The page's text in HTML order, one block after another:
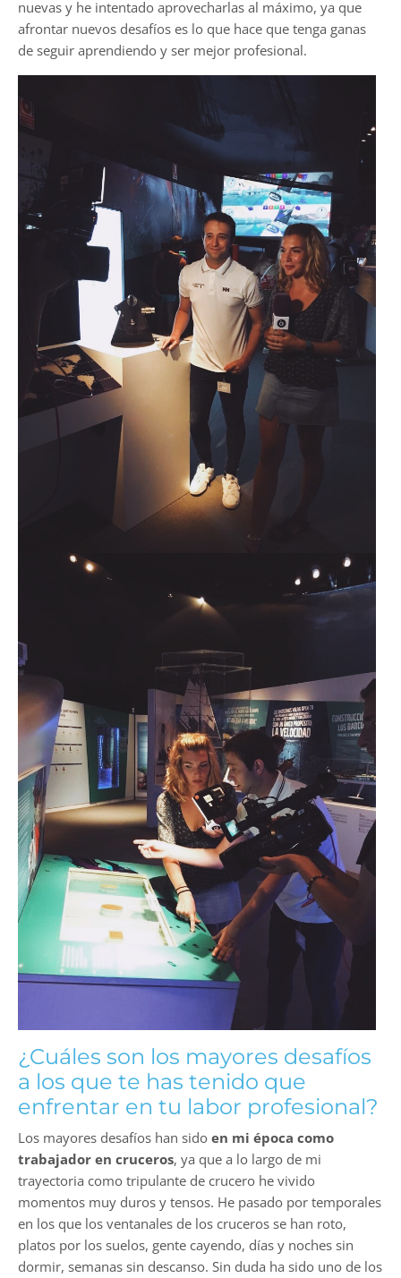
nuevas y he intentado aprovecharlas al máximo, ya que
afrontar nuevos desafíos es lo que hace que tenga ganas
de seguir aprendiendo y ser mejor profesional.
¿Cuáles son los mayores desafíos
a los que te has tenido que
enfrentar en tu labor profesional?
Los mayores desafíos han sido en mi época como
trabajador en cruceros, ya que a lo largo de mi
trayectoria como tripulante de crucero he vivido
momentos muy duros y tensos. He pasado por temporales
en los que los ventanales de los cruceros se han roto,
platos por los suelos, gente cayendo, días y noches sin
dormir, semanas sin descanso. Sin duda ha sido uno de los